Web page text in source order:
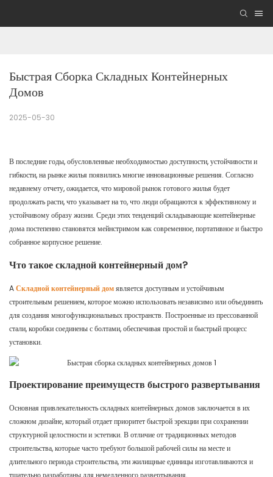
Быстрая Сборка Складных Контейнерных
Домов
2025-05-30
В последние годы, обусловленные необходимостью доступности, устойчивости и
гибкости, на рынке жилья появились многие инновационные решения. Согласно
недавнему отчету, ожидается, что мировой рынок готового жилья будет
продолжать расти, что указывает на то, что люди обращаются к эффективному и
устойчивому образу жизни. Среди этих тенденций складывающие контейнерные
дома постепенно становятся мейнстримом как современное, портативное и быстро
собранное корпусное решение.
Что такое складной контейнерный дом?
AСкладной контейнерный домявляется доступным и устойчивым
строительным решением, которое можно использовать независимо или объединить
для создания многофункциональных пространств. Построенные из прессованной
стали, коробки соединены с болтами, обеспечивая простой и быстрый процесс
установки.
Проектирование преимуществ быстрого развертывания
Основная привлекательность складных контейнерных домов заключается в их
сложном дизайне, который отдает приоритет быстрой эрекции при сохранении
структурной целостности и эстетики. В отличие от традиционных методов
строительства, которые часто требуют большой рабочей силы на месте и
длительного периода строительства, эти жилищные единицы изготавливаются и